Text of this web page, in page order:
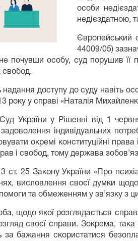
особи
недієздатною,
Європейський
44009/05)
почувши особу, суд порушив її
свобод.
надання доступу до суду навіть
року у справі «Наталія
Суд України у Рішенні від 1
індивідуальних
окремі конституційні
і свобод, тому держава
3 ст. 25 Закону України «Про
висловлення своєї думки щодо
та обмеженням у зв’язку з
щодо якої розглядається
своєї справи. Зокрема,
за бажання скористатися